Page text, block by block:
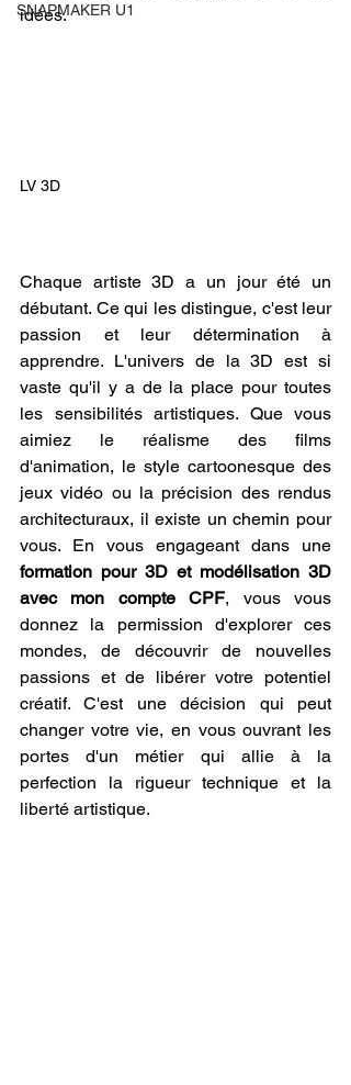
SNAPMAKER U1
idées.
LV 3D
Chaque artiste 3D a un jour été un
débutant. Ce qui les distingue, c'est leur
passion et leur détermination à
apprendre. L'univers de la 3D est si
vaste qu'il y a de la place pour toutes
les sensibilités artistiques. Que vous
aimiez le réalisme des films
d'animation, le style cartoonesque des
jeux vidéo ou la précision des rendus
architecturaux, il existe un chemin pour
formation pour 3D et modélisation 3D
avec mon compte CPF, vous vous
donnez la permission d'explorer ces
mondes, de découvrir de nouvelles
passions et de libérer votre potentiel
créatif. C'est une décision qui peut
changer votre vie, en vous ouvrant les
portes d'un métier qui allie à la
perfection la rigueur technique et la
liberté artistique.